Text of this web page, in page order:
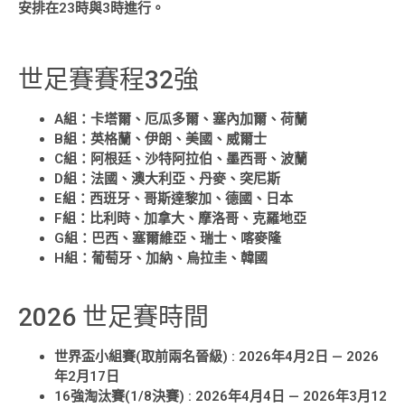
安排在23時與3時進行。
世足賽賽程32強
A組：卡塔爾、厄瓜多爾、塞內加爾、荷蘭
B組：英格蘭、伊朗、美國、威爾士
C組：阿根廷、沙特阿拉伯、墨西哥、波蘭
D組：法國、澳大利亞、丹麥、突尼斯
E組：西班牙、哥斯達黎加、德國、日本
F組：比利時、加拿大、摩洛哥、克羅地亞
G組：巴西、塞爾維亞、瑞士、喀麥隆
H組：葡萄牙、加納、烏拉圭、韓國
2026 世足賽時間
世界盃小組賽(取前兩名晉級) : 2026年4月2日 — 2026
年2月17日
16強淘汰賽(1/8決賽) : 2026年4月4日 — 2026年3月12